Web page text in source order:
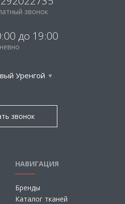
звонок
до 19:00
Уренгой
звонок
НАВИГАЦИЯ
Бренды
Каталог тканей